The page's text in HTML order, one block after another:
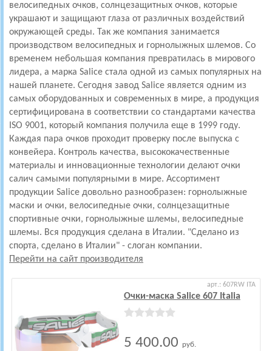
велосипедных очков, солнцезащитных очков, которые
украшают и защищают глаза от различных воздействий
окружающей среды. Так же компания занимается
производством велосипедных и горнолыжных шлемов. Со
временем небольшая компания превратилась в мирового
лидера, а марка Salice стала одной из самых популярных на
нашей планете. Сегодня завод Salice является одним из
самых оборудованных и современных в мире, а продукция
сертифицирована в соответствии со стандартами качества
ISO 9001, который компания получила еще в 1999 году.
Каждая пара очков проходит проверку после выпуска с
конвейера. Контроль качества, высококачественные
материалы и инновационные технологии делают очки
салич самыми популярными в мире. Ассортимент
продукции Salice довольно разнообразен: горнолыжные
маски и очки, велосипедные очки, солнцезащитные
спортивные очки, горнолыжные шлемы, велосипедные
шлемы. Вся продукция сделана в Италии. "Сделано из
спорта, сделано в Италии" - слоган компании.
Перейти на сайт производителя
арт.: 607RW ITA
Очки-маска Salice 607 Italia
5 400.00 руб.